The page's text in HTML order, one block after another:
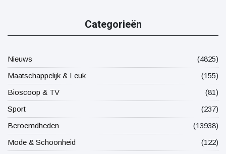
Categorieën
Nieuws
(4825)
Maatschappelijk & Leuk
(155)
Bioscoop & TV
(81)
Sport
(237)
Beroemdheden
(13938)
Mode & Schoonheid
(122)